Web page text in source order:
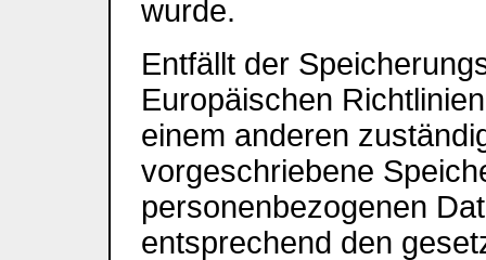
wurde.
Entfällt der
Europäischen
einem anderen
vorgeschriebene
personenbezogenen
entsprechend den